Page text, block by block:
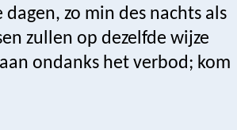
zo min des nachts als
zullen op dezelfde wijze
ondanks het verbod; kom